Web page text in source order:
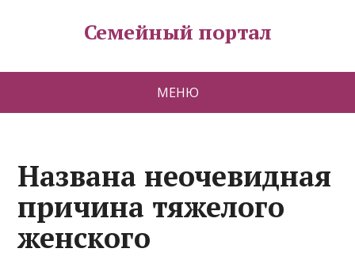
Семейный портал
МЕНЮ
Названа неочевидная
причина тяжелого
женского